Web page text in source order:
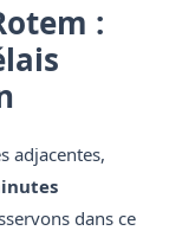
:
adjacentes,
dans ce